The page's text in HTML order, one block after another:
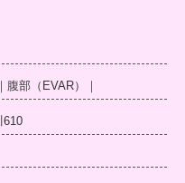
腹部（EVAR）｜
610